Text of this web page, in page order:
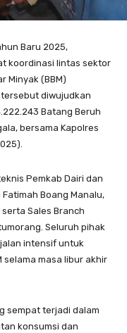
Baru 2025,
koordinasi lintas sektor
Minyak (BBM)
diwujudkan
Batang Beruh
bersama Kapolres
Pemkab Dairi dan
Boang Manalu,
Sales Branch
Seluruh pihak
intensif untuk
selama masa libur akhir
sempat terjadi dalam
konsumsi dan